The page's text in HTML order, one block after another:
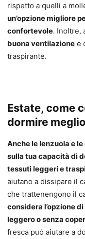
rispetto a quelli a
un’opzione migliore
confortevole. Inoltre,
buona ventilazione e
traspirante.
Estate, come
dormire meglio
Anche le lenzuola e
sulla tua capacità di
tessuti leggeri e
aiutano a dissipare il
che trattenengono il
considera l’opzione
leggero o senza
fresca può aiutare a